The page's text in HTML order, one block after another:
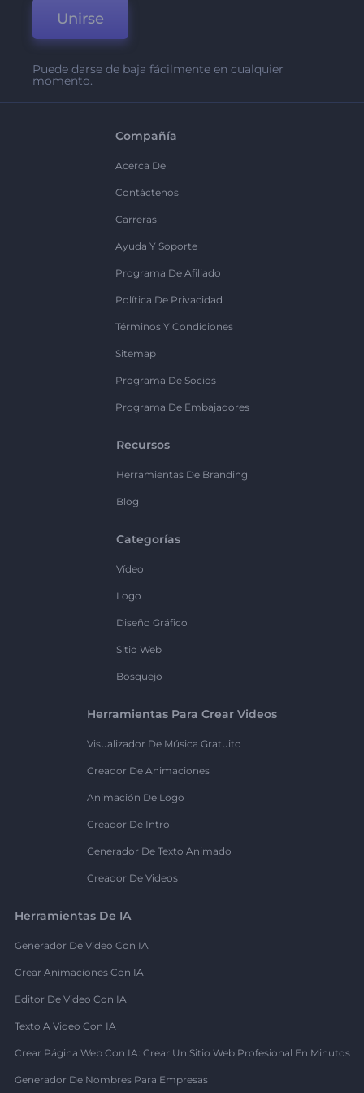
Unirse
Puede darse de baja fácilmente en cualquier
momento.
Compañía
Acerca De
Contáctenos
Carreras
Ayuda Y Soporte
Programa De Afiliado
Política De Privacidad
Términos Y Condiciones
Sitemap
Programa De Socios
Programa De Embajadores
Recursos
Herramientas De Branding
Blog
Categorías
Vídeo
Logo
Diseño Gráfico
Sitio Web
Bosquejo
Herramientas Para Crear Videos
Visualizador De Música Gratuito
Creador De Animaciones
Animación De Logo
Creador De Intro
Generador De Texto Animado
Creador De Videos
Herramientas De IA
Generador De Video Con IA
Crear Animaciones Con IA
Editor De Video Con IA
Texto A Video Con IA
Crear Página Web Con IA: Crear Un Sitio Web Profesional En Minutos
Generador De Nombres Para Empresas